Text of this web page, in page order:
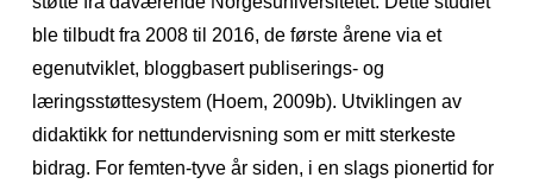
ble tilbudt fra 2008 til 2016, de første årene via et
egenutviklet, bloggbasert publiserings- og
læringsstøttesystem (Hoem, 2009b). Utviklingen av
didaktikk for nettundervisning som er mitt sterkeste
bidrag. For femten-tyve år siden, i en slags pionertid for